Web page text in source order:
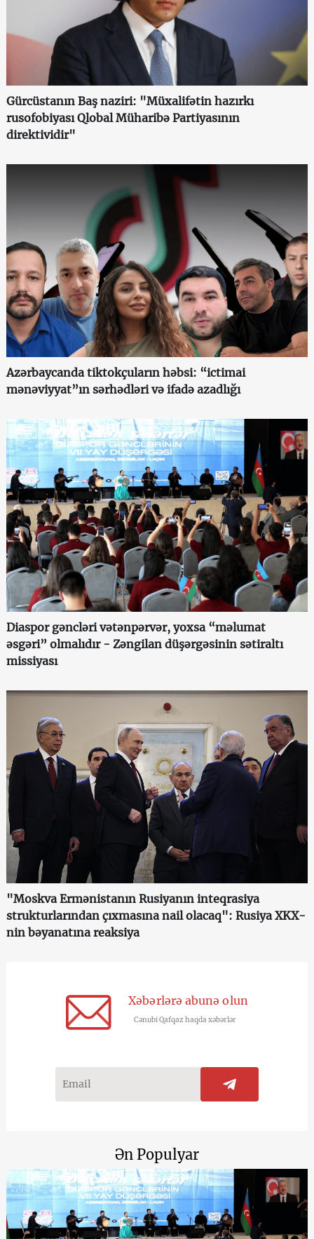
Gürcüstanın Baş naziri: "Müxalifətin hazırkı
rusofobiyası Qlobal Müharibə Partiyasının
direktividir"
Azərbaycanda tiktokçuların həbsi: “ictimai
mənəviyyat”ın sərhədləri və ifadə azadlığı
Diaspor gəncləri vətənpərvər, yoxsa “məlumat
əsgəri” olmalıdır - Zəngilan düşərgəsinin sətiraltı
missiyası
"Moskva Ermənistanın Rusiyanın inteqrasiya
strukturlarından çıxmasına nail olacaq": Rusiya XKX-
nin bəyanatına reaksiya
Xəbərlərə abunə olun
Cənubi Qafqaz haqda xəbərlər
Ən Populyar